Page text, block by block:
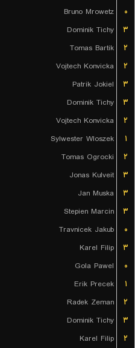
Bruno Mrowetz
۰
Dominik Tichy
۳
Tomas Bartik
۲
Vojtech Konvicka
۲
Patrik Jokiel
۳
Dominik Tichy
۳
Vojtech Konvicka
۲
Sylwester Wloszek
۱
Tomas Ogrocki
۲
Jonas Kulveit
۳
Jan Muska
۳
Stepien Marcin
۳
Travnicek Jakub
۰
Karel Filip
۳
Gola Pawel
۰
Erik Precek
۱
Radek Zeman
۲
Dominik Tichy
۳
Karel Filip
۲